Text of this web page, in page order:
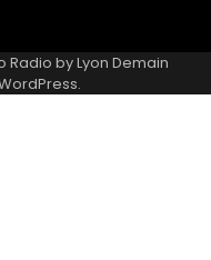
Radio byLyon Demain
.